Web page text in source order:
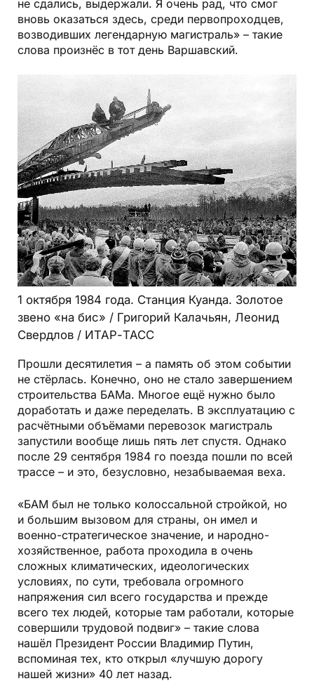
не сдались, выдержали. Я очень рад, что смог
вновь оказаться здесь, среди первопроходцев,
возводивших легендарную магистраль» – такие
слова произнёс в тот день Варшавский.
1 октября 1984 года. Станция Куанда. Золотое
звено «на бис» / Григорий Калачьян, Леонид
Свердлов / ИТАР-ТАСС
Прошли десятилетия – а память об этом событии
не стёрлась. Конечно, оно не стало завершением
строительства БАМа. Многое ещё нужно было
доработать и даже переделать. В эксплуатацию с
расчётными объёмами перевозок магистраль
запустили вообще лишь пять лет спустя. Однако
после 29 сентября 1984 го поезда пошли по всей
трассе – и это, безусловно, незабываемая веха.
«БАМ был не только колоссальной стройкой, но
и большим вызовом для страны, он имел и
военно-стратегическое значение, и народно-
хозяйственное, работа проходила в очень
сложных климатических, идеологических
условиях, по сути, требовала огромного
напряжения сил всего государства и прежде
всего тех людей, которые там работали, которые
совершили трудовой подвиг» – такие слова
нашёл Президент России Владимир Путин,
вспоминая тех, кто открыл «лучшую дорогу
нашей жизни» 40 лет назад.